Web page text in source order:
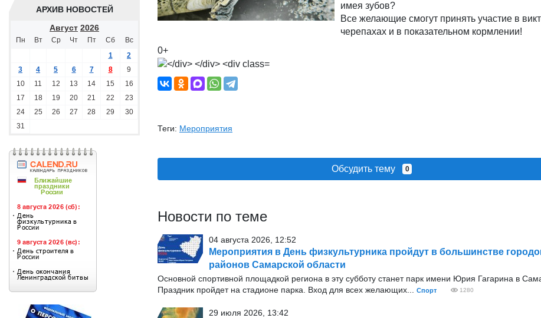
АРХИВ НОВОСТЕЙ
Август 2026
Пн Вт Ср Чт Пт Сб
Вс
1
2
3
4 5 6 7 8
9
10
11 12 13 14 15
16
17
18 19 20 21 22
23
24
25 26 27 28 29
30
31
имея зубов?
Все желающие смогут принять участие в
черепахах и в показательном кормлении!
0+
Теги: Мероприятия
Обсудить тему 0
Новости по теме
04 августа 2026, 12:52
Мероприятия в День физкультурника пройдут в большинстве
районов Самарской области
Основной спортивной площадкой региона в эту субботу станет парк имени Юрия Гагарина в
Праздник пройдет на стадионе парка. Вход для всех желающих...
Спорт 1280
29 июля 2026, 13:42